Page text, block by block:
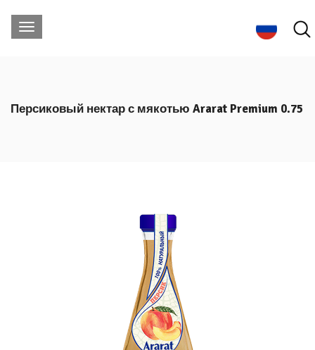
Персиковый нектар с мякотью Ararat Premium 0.75